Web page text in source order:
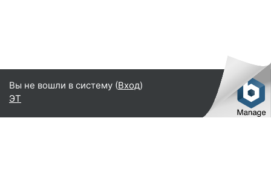
Вы не вошли в систему (Вход)
ЭТ
Русский ‎(ru)‎